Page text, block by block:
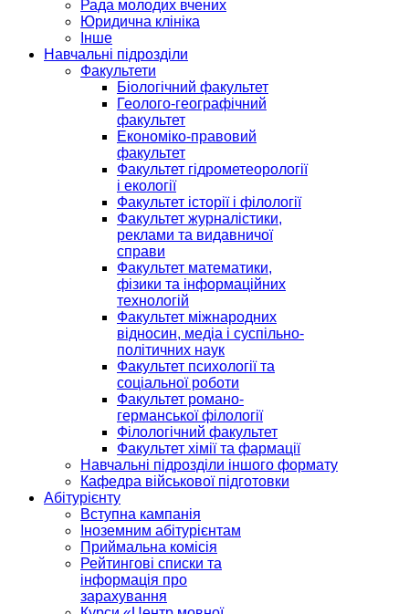
Рада молодих вчених
Юридична клініка
Інше
Навчальні підрозділи
Факультети
Біологічний факультет
Геолого-географічний
факультет
Економіко-правовий
факультет
Факультет гідрометеорології
і екології
Факультет історії і філології
Факультет журналістики,
реклами та видавничої
справи
Факультет математики,
фізики та інформаційних
технологій
Факультет міжнародних
відносин, медіа і суспільно-
політичних наук
Факультет психології та
соціальної роботи
Факультет романо-
германської філології
Філологічний факультет
Факультет хімії та фармації
Навчальні підрозділи іншого формату
Кафедра військової підготовки
Абітурієнту
Вступна кампанія
Іноземним абітурієнтам
Приймальна комісія
Рейтингові списки та
інформація про
зарахування